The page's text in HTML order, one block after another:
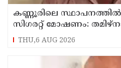
കണ്ണൂരിലെ സ്ഥാപനത്തിൽ
സിഗരറ്റ് മോഷണം:
സെയിൽസ്മാൻ
THU,6 AUG 2026